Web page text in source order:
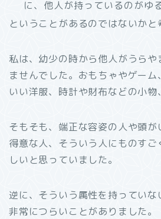
に、他人が持っているのがゆ
ということがあるのではないかと
私は、幼少の時から他人がうらや
ませんでした。おもちゃやゲー
いい洋服、時計や財布などの小物
そもそも、端正な容姿の人や頭
得意な人、そういう人にものすご
しいと思っていました。
逆に、そういう属性を持っていな
非常につらいことがありました。